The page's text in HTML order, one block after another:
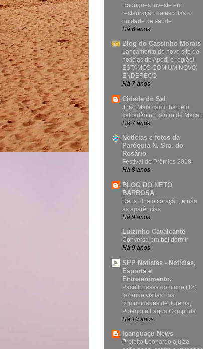
Rodrigues investe em
restauração de escolas e
unidade de saúde
Há 6 anos
Blog do Cassinho Morais
Lançamento do novo site de
notícias de Apodi e região!
ESTAMOS COM UM NOVO
ENDEREÇO
Há 7 anos
Cidade do Sal
João Maia caminha pelo
calcadão no centro de Macau
Há 7 anos
Notícias e fotos da
Paróquia N. Sra. do
Rosário
Festival de Prêmios 2018
Há 8 anos
BLOG DO NETO
BARBOSA
Deus olha o coração, e não
as aparências
Há 9 anos
Luizinho Cavalcante
Conversa pra boi dormir
Há 9 anos
SPP Notícias - Notícias,
Esporte e
Entretenimento.
Pacelli passa domingo (12)
fazendo visitas nas
comunidades de Jurema,
Potengi e Lagoa Comprida
Há 10 anos
Ipanguaçu News
Prefeito Leonardo ajuíza